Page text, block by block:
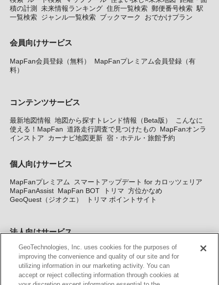
積の計測
未来情報ランキング 住所一覧検索 郵便番号検索 駅
一覧検索 ジャンル一覧検索 ブックマーク おでかけプラン
会員向けサービス
MapFan会員登録（無料）
MapFanプレミアム会員登録（有
料）
コンテンツサービス
最新地図情報 地図から探すトレンド情報（Beta版）
こんなに
使える！MapFan 道路走行調査で見つけたもの MapFanオンラ
インストア
カーナビ地図更新 宿・ホテル・旅館予約
個人向けサービス
MapFanプレミアム
スマートアップデート for カロッツェリア
MapFanAssist MapFan BOT トリマ 方位かなめ
GeoQuest（ジオクエ）
トリマ ポイントサイト
法人向けサービス
法人向け地図・位置情報サービス WEBサイト・システム向け地
図API Windows PC向け地図開発キット MapFan DB 住所確認
サービス
MAP WORLD+ トリマ広告 Geo-Research
GeoTechnologies, Inc. uses cookies for the purposes of
improving the convenience and quality of our site and for
utilizing information in our marketing activity. You can
accept or reject collecting information through cookies at